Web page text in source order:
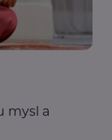
mysl a